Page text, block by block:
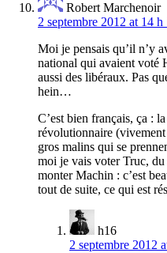
Robert Marchenoir
2 septembre 2012 at 14
Moi je pensais qu’il n’y
national qui avaient voté
aussi des libéraux. Pas
hein…
C’est bien français, ça :
révolutionnaire (vivement
gros malins qui se
moi je vais voter Truc,
monter Machin : c’est
tout de suite, ce qui est
h16
2 septembre 2012